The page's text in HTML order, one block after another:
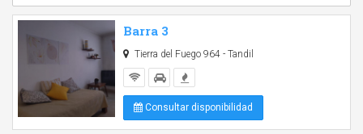
Barra 3
Tierra del Fuego 964 - Tandil
Consultar disponibilidad